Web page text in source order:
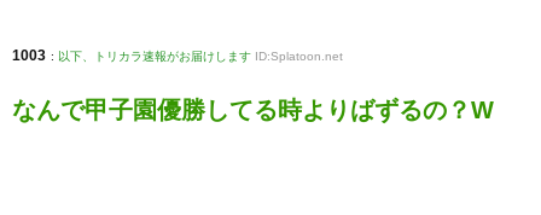
1003 : 以下、トリカラ速報がお届けします ID:Splatoon.net
なんで甲子園優勝してる時よりばずるの？W